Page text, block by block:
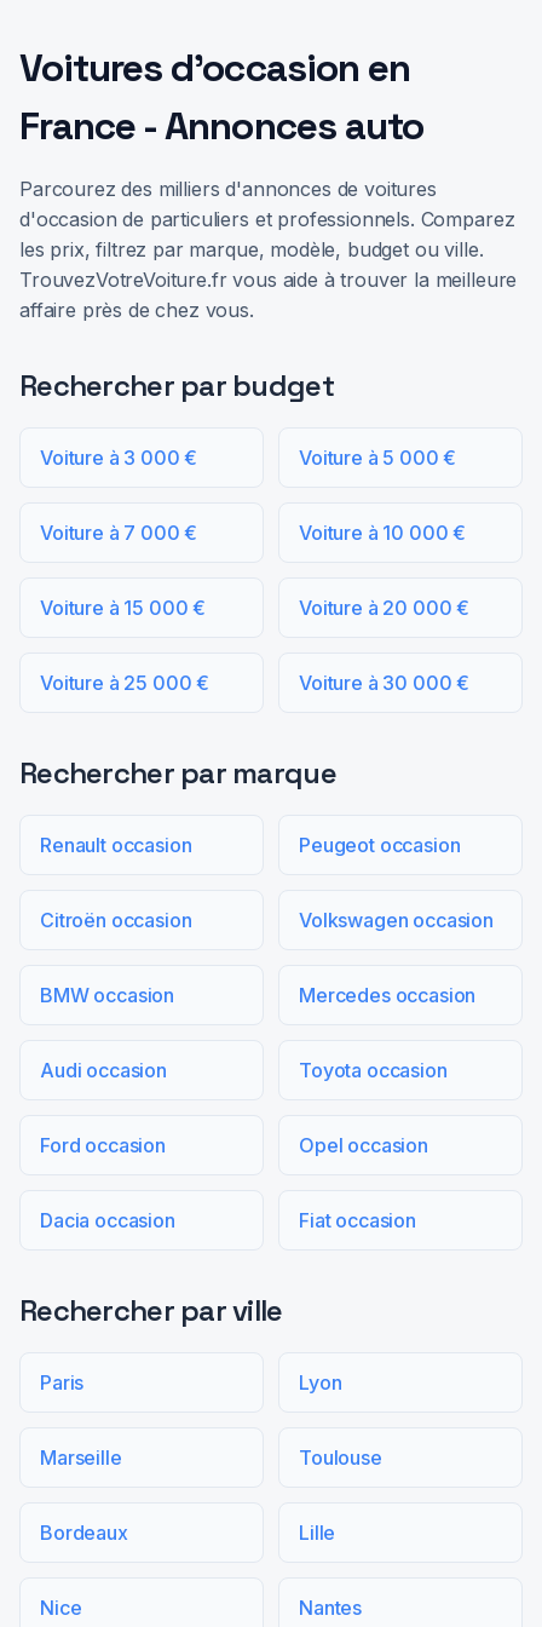
Voitures d'occasion en
France - Annonces auto
Parcourez des milliers d'annonces de voitures
d'occasion de particuliers et professionnels. Comparez
les prix, filtrez par marque, modèle, budget ou ville.
TrouvezVotreVoiture.fr vous aide à trouver la meilleure
affaire près de chez vous.
Rechercher par budget
Voiture à 3 000 € Voiture à 5 000 €
Voiture à 7 000 € Voiture à 10 000 €
Voiture à 15 000 € Voiture à 20 000 €
Voiture à 25 000 € Voiture à 30 000 €
Rechercher par marque
Renault occasion Peugeot occasion
Citroën occasion Volkswagen occasion
BMW occasion Mercedes occasion
Audi occasion Toyota occasion
Ford occasion Opel occasion
Dacia occasion Fiat occasion
Rechercher par ville
Paris Lyon
Marseille Toulouse
Bordeaux Lille
Nice Nantes